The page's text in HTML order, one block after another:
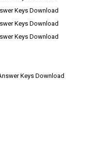
Keys Download
Keys Download
Keys Download
Keys Download